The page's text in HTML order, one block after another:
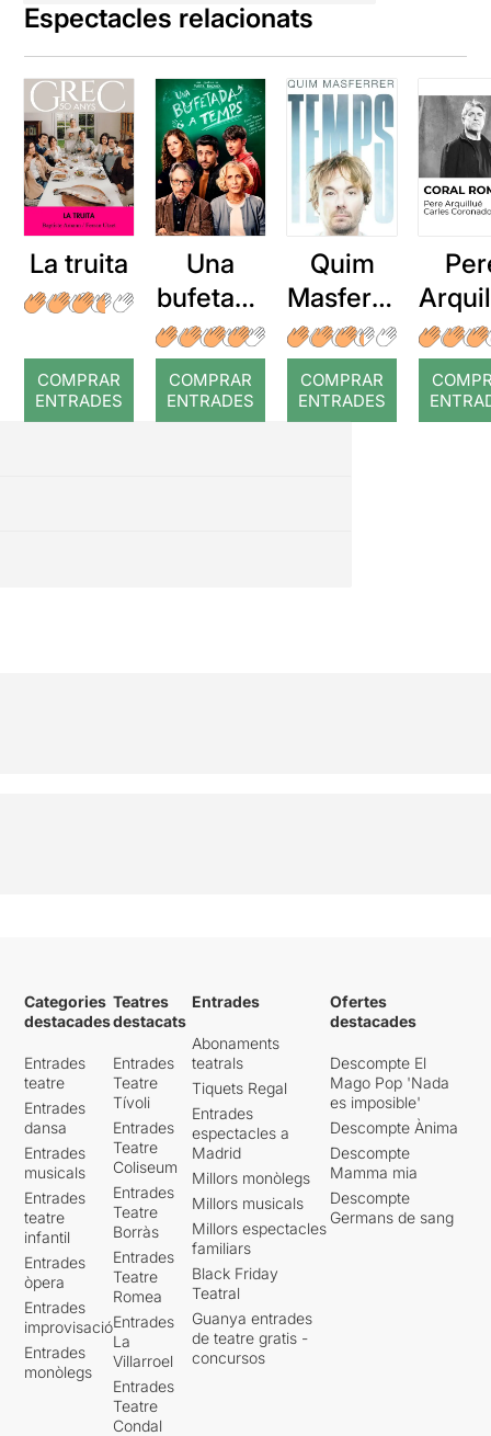
Espectacles relacionats
La truita
COMPRAR
ENTRADES
Una
bufetada
a temps
COMPRAR
ENTRADES
Quim
Masferre
r: Temps
COMPRAR
ENTRADES
:
Categories
destacades
Entrades
teatre
Entrades
dansa
Entrades
musicals
Entrades
teatre
infantil
Entrades
òpera
Entrades
improvisació
Entrades
monòlegs
Teatres
destacats
Entrades
Teatre
Tívoli
Entrades
Teatre
Coliseum
Entrades
Teatre
Borràs
Entrades
Teatre
Romea
Entrades
La
Villarroel
Entrades
Teatre
Condal
Entrades
Abonaments
teatrals
Tiquets Regal
Entrades
espectacles a
Madrid
Millors monòlegs
Millors musicals
Millors espectacles
familiars
Black Friday
Teatral
Guanya entrades
de teatre gratis -
concursos
Ofertes
destacades
Descompte El
Mago Pop 'Nada
es imposible'
Descompte Ànima
Descompte
Mamma mia
Descompte
Germans de sang